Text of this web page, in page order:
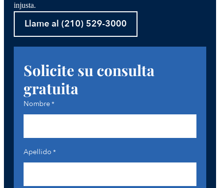
injusta.
Llame al (210) 529-3000
Solicite su consulta
gratuita
Nombre*
Apellido *